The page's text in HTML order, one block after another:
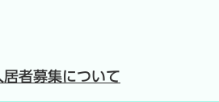
者募集について